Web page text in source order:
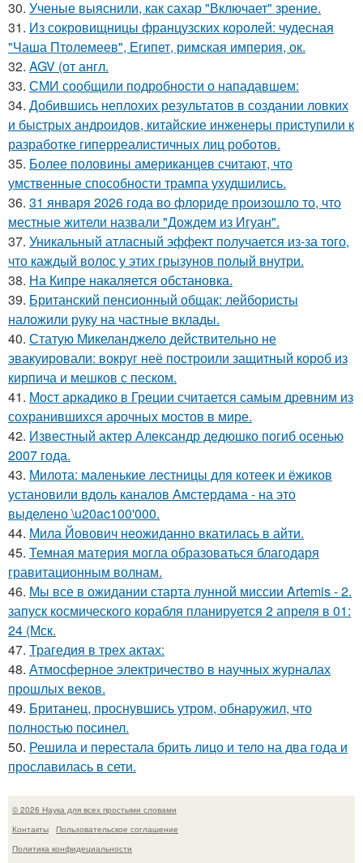
30. Ученые выяснили, как сахар "Включает" зрение.
31. Из сокровищницы французских королей: чудесная
"Чаша Птолемеев", Египет, римская империя, ок.
32. AGV (от англ.
33. СМИ сообщили подробности о нападавшем:
34. Добившись неплохих результатов в создании ловких
и быстрых андроидов, китайские инженеры приступили к
разработке гиперреалистичных лиц роботов.
35. Более половины американцев считают, что
умственные способности трампа ухудшились.
36. 31 января 2026 года во флориде произошло то, что
местные жители назвали "Дождем из Игуан".
37. Уникальный атласный эффект получается из-за того,
что каждый волос у этих грызунов полый внутри.
38. На Кипре накаляется обстановка.
39. Британский пенсионный общак: лейбористы
наложили руку на частные вклады.
40. Статую Микеланджело действительно не
эвакуировали: вокруг неё построили защитный короб из
кирпича и мешков с песком.
41. Мост аркадико в Греции считается самым древним из
сохранившихся арочных мостов в мире.
42. Известный актер Александр дедюшко погиб осенью
2007 года.
43. Милота: маленькие лестницы для котеек и ёжиков
установили вдоль каналов Амстердама - на это
выделено \u20ac100'000.
44. Мила Йовович неожиданно вкатилась в айти.
45. Темная материя могла образоваться благодаря
гравитационным волнам.
46. Мы все в ожидании старта лунной миссии Artemis - 2.
запуск космического корабля планируется 2 апреля в 01:
24 (Мск.
47. Трагедия в трех актах:
48. Атмосферное электричество в научных журналах
прошлых веков.
49. Британец, проснувшись утром, обнаружил, что
полностью посинел.
50. Решила и перестала брить лицо и тело на два года и
прославилась в сети.
© 2026 Наука для всех простыми словами
Контакты
Пользовательское соглашение
Политика конфидециальности